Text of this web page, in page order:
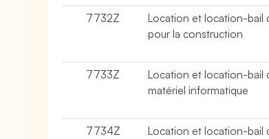
7732Z
Location et location-bail
pour la construction
7733Z
Location et location-bail
matériel informatique
7734Z
Location et location-bail